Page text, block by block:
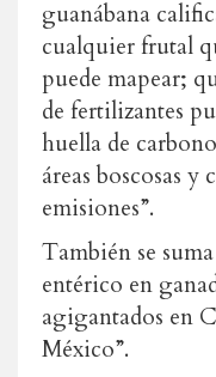
guanábana
cualquier frutal
puede mapear;
de fertilizantes
huella de
áreas boscosas
emisiones”.
También se
entérico en
agigantados en
México”.